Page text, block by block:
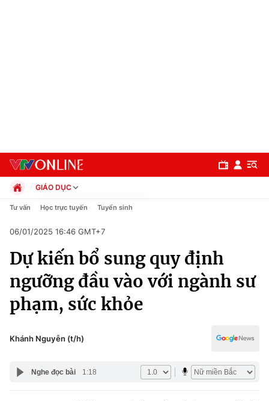
Chuyên mục
Chính trị
Xã hội
Pháp luật
Y tế
GIÁO DỤC
Chính trị
Pháp luật
Kinh tế
Thể thao
Truyền hình
Văn hóa - Giải trí
Công nghệ
Tư vấn Học trực tuyến Tuyển sinh
06/01/2025 16:46 GMT+7
Dự kiến bổ sung quy định
ngưỡng đầu vào với ngành sư
phạm, sức khỏe
Khánh Nguyễn (t/h)
Nghe đọc bài 1:18